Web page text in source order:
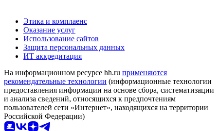
Этика и комплаенс
Оказание услуг
Использование сайтов
Защита персональных данных
ИТ аккредитация
На информационном ресурсе hh.ru применяются
рекомендательные технологии (информационные технологии
предоставления информации на основе сбора, систематизации
и анализа сведений, относящихся к предпочтениям
пользователей сети «Интернет», находящихся на территории
Российской Федерации)